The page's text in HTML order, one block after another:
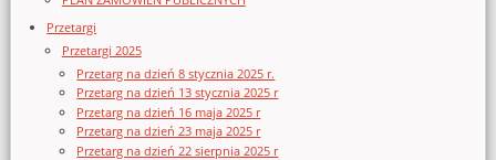
Przetargi
Przetargi 2025
Przetarg na dzień 8 stycznia 2025 r.
Przetarg na dzień 13 stycznia 2025 r
Przetarg na dzień 16 maja 2025 r
Przetarg na dzień 23 maja 2025 r
Przetarg na dzień 22 sierpnia 2025 r